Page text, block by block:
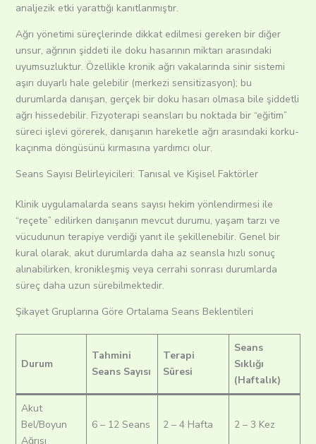
analjezik etki yarattığı kanıtlanmıştır.
Ağrı yönetimi süreçlerinde dikkat edilmesi gereken bir diğer
unsur, ağrının şiddeti ile doku hasarının miktarı arasındaki
uyumsuzluktur. Özellikle kronik ağrı vakalarında sinir sistemi
aşırı duyarlı hale gelebilir (merkezi sensitizasyon); bu
durumlarda danışan, gerçek bir doku hasarı olmasa bile şiddetli
ağrı hissedebilir. Fizyoterapi seansları bu noktada bir “eğitim”
süreci işlevi görerek, danışanın hareketle ağrı arasındaki korku-
kaçınma döngüsünü kırmasına yardımcı olur.
Seans Sayısı Belirleyicileri: Tanısal ve Kişisel Faktörler
Klinik uygulamalarda seans sayısı hekim yönlendirmesi ile
“reçete” edilirken danışanın mevcut durumu, yaşam tarzı ve
vücudunun terapiye verdiği yanıt ile şekillenebilir. Genel bir
kural olarak, akut durumlarda daha az seansla hızlı sonuç
alınabilirken, kronikleşmiş veya cerrahi sonrası durumlarda
süreç daha uzun sürebilmektedir.
Şikayet Gruplarına Göre Ortalama Seans Beklentileri
Durum
Tahmini
Seans Sayısı
Terapi
Süresi
Seans
Sıklığı
(Haftalık)
Akut
Bel/Boyun
Ağrısı
6 – 12 Seans 2 – 4 Hafta 2 – 3 Kez